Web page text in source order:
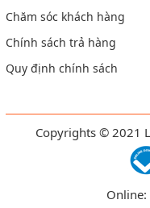
Chăm sóc khách hàng
Chính sách trả hàng
Quy định chính sách
Copyrights © 2021
Online: